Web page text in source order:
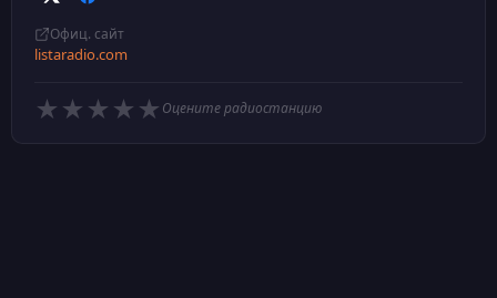
Офиц. сайт
listaradio.com
★ ★ ★ ★ ★ Оцените радиостанцию